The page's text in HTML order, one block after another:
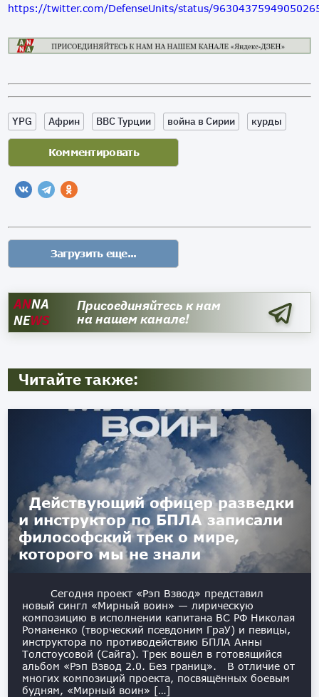
https://twitter.com/DefenseUnits/status/
YPG Африн ВВС Турции война в Сирии курды
ANNA
NEWS
Присоединяйтесь к нам
на нашем канале!
Читайте также:
Действующий офицер разведки
и инструктор по БПЛА записали
философский трек о мире,
которого мы не знали
Сегодня проект «Рэп Взвод» представил
новый сингл «Мирный воин» — лирическую
композицию в исполнении капитана ВС РФ Николая
Романенко (творческий псевдоним ГраУ) и певицы,
инструктора по противодействию БПЛА Анны
Толстоусовой (Сайга). Трек вошёл в готовящийся
альбом «Рэп Взвод 2.0. Без границ». В отличие от
многих композиций проекта, посвящённых боевым
будням, «Мирный воин» […]